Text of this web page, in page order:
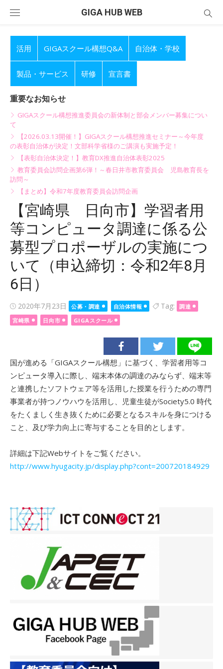
GIGA HUB WEB
活用 GIGAスクール構想Q&A 自治体・学校
製品・サービス 研修 宣言書
重要なお知らせ
GIGAスクール構想推進委員会の新体制と部会メンバー募集につい
て
【2026.03.13開催！】GIGAスクール構想推進セミナー～今年度
の表彰自治体が決定！文部科学省様のご講演も実施予定！
【表彰自治体決定！】教育DX推進自治体表彰2025
教育委員会訪問企画第6弾！～春日井市教育委員会 児島教育長を
訪問～
【まとめ】令和7年度教育委員会訪問企画
【宮崎県 日向市】学習者用
等コンピュータ調達に係る公
募型プロポーザルの実施につ
いて（申込締切：令和2年8月
6日）
Posted
on
2020年7月23日 公募・調達 自治体情報 Tag:
調達
宮崎県
日向市 GIGAスクール
国が進める「GIGAスクール構想」に基づく、学習者用等コ
ンピュータ導入に際し、端末本体の調達のみならず、端末等
と連携したソフトウェア等を活用した授業を行うための専門
事業者が持つノウハウを活用し、児童生徒がSociety5.0 時代
をたくましく生き抜くために必要となるスキルを身につける
こと、及び学力向上に寄与することを目的とします。
詳細は下記Webサイトをご覧ください。
http://www.hyugacity.jp/display.php?cont=200720184929